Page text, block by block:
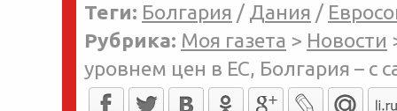
Теги: Болгария / Дания /
Рубрика: Моя газета > Новости
уровнем цен в ЕС, Болгария – с